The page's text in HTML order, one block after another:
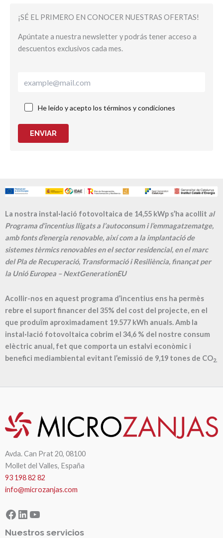
¡SÉ EL PRIMERO EN CONOCER NUESTRAS OFERTAS!
Apúntate a nuestra newsletter y podrás tener acceso a
descuentos exclusivos cada mes.
He leído y acepto los términos y condiciones
ENVIAR
La nostra instal·lació fotovoltaica de 14,55 kWp s’ha acollit al
Programa d’incentius lligats a l’autoconsum i l’emmagatzematge,
amb fonts d’energia renovable, així com a la implantació de
sistemes tèrmics renovables en el sector residencial, en el marc
del Pla de Recuperació, Transformació i Resiliència, finançat per
la Unió Europea – NextGenerationEU
Acollir-nos en aquest programa d’incentius ens ha permès
rebre el suport financer del 35% del cost del projecte, en el
que produïm aproximadament 19.577 kWh anuals. Amb la
instal·lació fotovoltaica cobrim el 34,6 % del nostre consum
elèctric anual, fet que comporta un estalvi econòmic i
benefici mediambiental evitant l’emissió de 9,19 tones de CO2.
Avda. Can Prat 20, 08100
Mollet del Valles, España
93 198 82 82
info@microzanjas.com
Facebook
LinkedIn
YouTube
Nuestros servicios